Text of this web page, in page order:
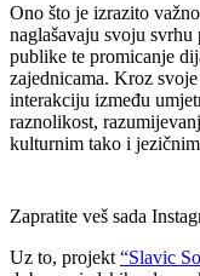
Ono što je izrazito
naglašavaju svoju
publike te promicanje
zajednicama. Kroz
interakciju između
raznolikost,
kulturnim tako i
Zapratite veš sada
Uz to, projekt “Slavic